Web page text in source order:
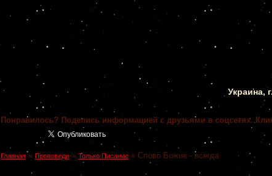
Украина,
Понравилось? Поделись информацией с друзьями в соцсетях.
Главная » Проповеди» Только Писание » Слово Божие - всегда